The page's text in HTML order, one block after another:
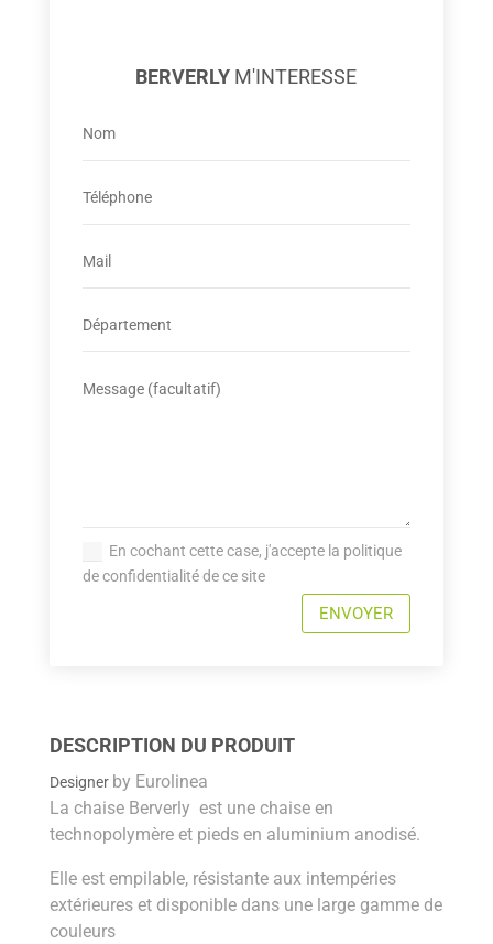
BERVERLY
En cochant cette case, j'accepte la politique
de confidentialité de ce site
ENVOYER
DESCRIPTION DU PRODUIT
Designer by Eurolinea
La chaise Berverly est une chaise en
technopolymère et pieds en aluminium anodisé.
Elle est empilable, résistante aux intempéries
extérieures et disponible dans une large gamme de
couleurs